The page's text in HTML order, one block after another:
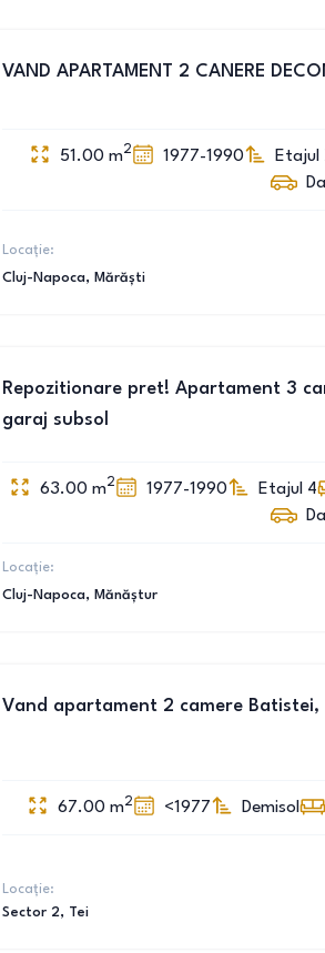
VAND APARTAMENT 2 CANERE
51.00 m2 1977-1990 Etajul
Da
Locație:
Cluj-Napoca, Mărăști
Repozitionare pret! Apartament 3
garaj subsol
63.00 m2 1977-1990 Etajul 4
Da
Locație:
Cluj-Napoca, Mănăștur
Vand apartament 2 camere
67.00 m2 <1977 Demisol
Locație:
Sector 2, Tei